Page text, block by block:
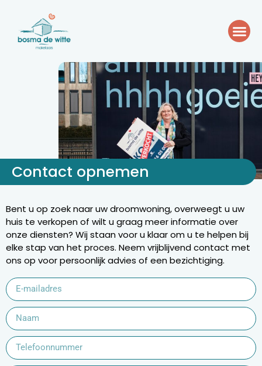
Contact opnemen
Bent u op zoek naar uw droomwoning, overweegt u uw
huis te verkopen of wilt u graag meer informatie over
onze diensten? Wij staan voor u klaar om u te helpen bij
elke stap van het proces. Neem vrijblijvend contact met
ons op voor persoonlijk advies of een bezichtiging.